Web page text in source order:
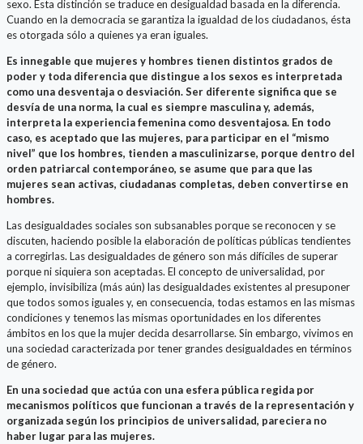
sexo. Esta distinción se traduce en desigualdad basada en la diferencia.
Cuando en la democracia se garantiza la igualdad de los ciudadanos, ésta
es otorgada sólo a quienes ya eran iguales.
Es innegable que mujeres y hombres tienen distintos grados de
poder y toda diferencia que distingue a los sexos es interpretada
como una desventaja o desviación. Ser diferente significa que se
desvía de una norma, la cual es siempre masculina y, además,
interpreta la experiencia femenina como desventajosa. En todo
caso, es aceptado que las mujeres, para participar en el “mismo
nivel” que los hombres, tienden a masculinizarse, porque dentro del
orden patriarcal contemporáneo, se asume que para que las
mujeres sean activas, ciudadanas completas, deben convertirse en
hombres.
Las desigualdades sociales son subsanables porque se reconocen y se
discuten, haciendo posible la elaboración de políticas públicas tendientes
a corregirlas. Las desigualdades de género son más difíciles de superar
porque ni siquiera son aceptadas. El concepto de universalidad, por
ejemplo, invisibiliza (más aún) las desigualdades existentes al presuponer
que todos somos iguales y, en consecuencia, todas estamos en las mismas
condiciones y tenemos las mismas oportunidades en los diferentes
ámbitos en los que la mujer decida desarrollarse. Sin embargo, vivimos en
una sociedad caracterizada por tener grandes desigualdades en términos
de género.
En una sociedad que actúa con una esfera pública regida por
mecanismos políticos que funcionan a través de la representación y
organizada según los principios de universalidad, pareciera no
haber lugar para las mujeres.